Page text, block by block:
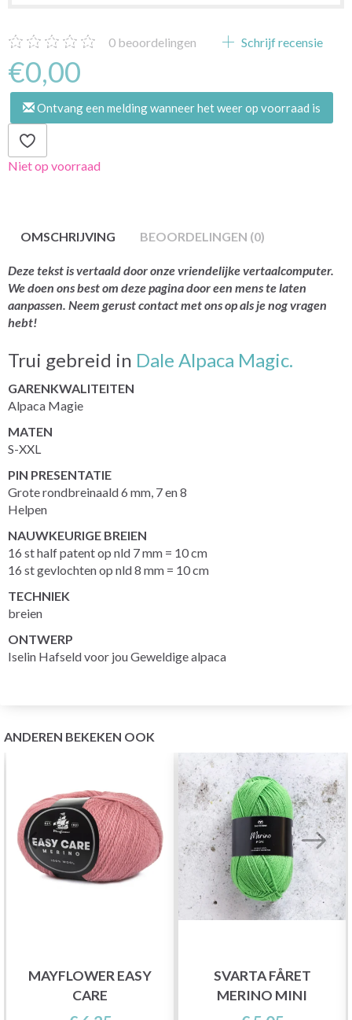
0 beoordelingen Schrijf recensie
€0,00
Ontvang een melding wanneer het weer op voorraad is
Niet op voorraad
OMSCHRIJVING BEOORDELINGEN (0)
Deze tekst is vertaald door onze vriendelijke vertaalcomputer.
We doen ons best om deze pagina door een mens te laten
aanpassen. Neem gerust contact met ons op als je nog vragen
hebt!
Trui gebreid in Dale Alpaca Magic.
GARENKWALITEITEN
Alpaca Magie
MATEN
S-XXL
PIN PRESENTATIE
Grote rondbreinaald 6 mm, 7 en 8
Helpen
NAUWKEURIGE BREIEN
16 st half patent op nld 7 mm = 10 cm
16 st gevlochten op nld 8 mm = 10 cm
TECHNIEK
breien
ONTWERP
Iselin Hafseld voor jou Geweldige alpaca
ANDEREN BEKEKEN OOK
MAYFLOWER EASY
CARE
SVARTA FÅRET
MERINO MINI